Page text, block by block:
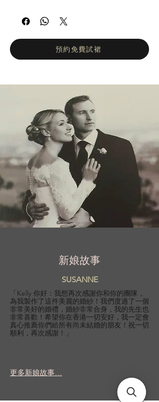
承精緻簡約的設計理念，精湛的工藝和純粹的
前衛風格。所有禮服均採用透視裙擺和華麗細
品牌。自 2013 年進軍國際市場以來，BERTA
以創紀錄的速度迅速成為家喻戶曉的品牌。
預約免費試裙
新娘故事
SUSANNE
「Kelly 你好：我想再次感謝你和你的團隊，
為我製作了這件美麗的婚紗！我們度過了一個
非常美好的婚禮，婚紗非常合身，我的先生也
非常喜歡！希望你在香港一切安好，我一定會
真心推薦你們給所有尚未結婚的朋友！祝一切
順利，再次感謝！」
更多新娘故事...